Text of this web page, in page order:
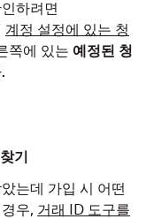
하려면
계정 설정에 있는 청
쪽에 있는 예정된 청
기
는데 가입 시 어떤
우, 거래 ID 도구를